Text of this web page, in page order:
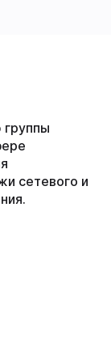
группы
сетевого и